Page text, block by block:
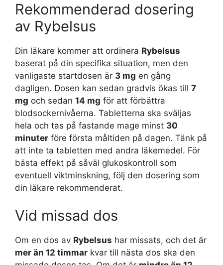
Rekommenderad dosering
av Rybelsus
Din läkare kommer att ordinera Rybelsus
baserat på din specifika situation, men den
vanligaste startdosen är 3 mg en gång
dagligen. Dosen kan sedan gradvis ökas till 7
mg och sedan 14 mg för att förbättra
blodsockernivåerna. Tabletterna ska sväljas
hela och tas på fastande mage minst 30
minuter före första måltiden på dagen. Tänk på
att inte ta tabletten med andra läkemedel. För
bästa effekt på såväl glukoskontroll som
eventuell viktminskning, följ den dosering som
din läkare rekommenderat.
Vid missad dos
Om en dos av Rybelsus har missats, och det är
mer än 12 timmar kvar till nästa dos ska den